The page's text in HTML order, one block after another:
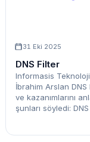
31 Eki 2025
DNS Filter
Informasis
İbrahim Arslan
ve kazanımlarını
şunları söyledi: DNS